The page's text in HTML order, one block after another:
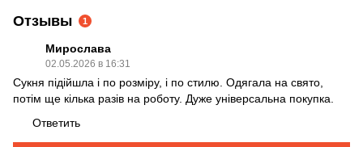
Отзывы 1
Мирослава
02.05.2026 в 16:31
Сукня підійшла і по розміру, і по стилю. Одягала на свято,
потім ще кілька разів на роботу. Дуже універсальна покупка.
Ответить